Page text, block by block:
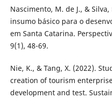
Nascimento, M. de J., &
insumo básico para o
em Santa Catarina.
9(1), 48-69.
Nie, K., & Tang, X. (2022).
creation of tourism
development and test.